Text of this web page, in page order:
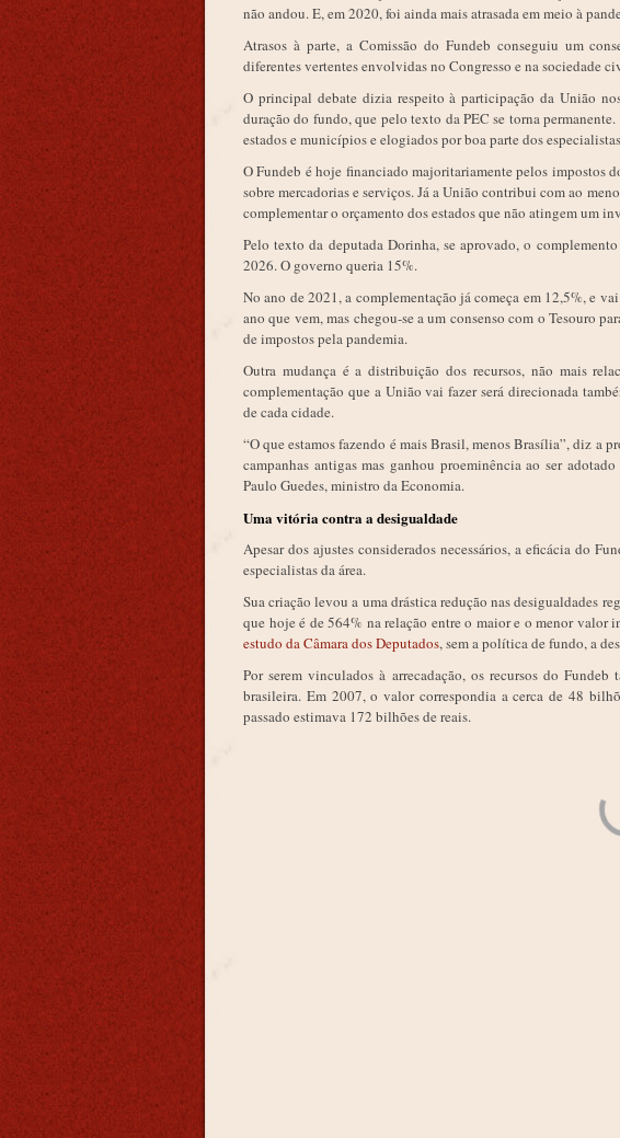
não andou. E, em 2020, foi ainda mais atrasada em meio à
Atrasos à parte, a Comissão do Fundeb conseguiu um
diferentes vertentes envolvidas no Congresso e na sociedade
O principal debate dizia respeito à participação da União
duração do fundo, que pelo texto da PEC se torna
estados e municípios e elogiados por boa parte dos
O Fundeb é hoje financiado majoritariamente pelos impostos
sobre mercadorias e serviços. Já a União contribui com ao
complementar o orçamento dos estados que não atingem um
Pelo texto da deputada Dorinha, se aprovado, o
2026. O governo queria 15%.
No ano de 2021, a complementação já começa em 12,5%, e
ano que vem, mas chegou-se a um consenso com o Tesouro
de impostos pela pandemia.
Outra mudança é a distribuição dos recursos, não mais
complementação que a União vai fazer será direcionada
de cada cidade.
“O que estamos fazendo é mais Brasil, menos Brasília”, diz a
campanhas antigas mas ganhou proeminência ao ser
Paulo Guedes, ministro da Economia.
Uma vitória contra a desigualdade
Apesar dos ajustes considerados necessários, a eficácia do
especialistas da área.
Sua criação levou a uma drástica redução nas desigualdades
que hoje é de 564% na relação entre o maior e o menor
estudo da Câmara dos Deputados, sem a política de fundo, a
Por serem vinculados à arrecadação, os recursos do
brasileira. Em 2007, o valor correspondia a cerca de 48
passado estimava 172 bilhões de reais.